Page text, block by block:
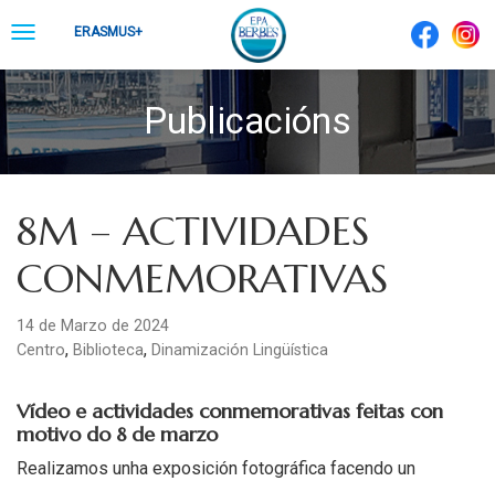
to ToggleERASMUS+
Publicacións
8M – ACTIVIDADES
CONMEMORATIVAS
14 de Marzo de 2024
Centro, Biblioteca, Dinamización Lingüística
Vídeo e actividades conmemorativas feitas con
motivo do 8 de marzo
Realizamos unha exposición fotográfica facendo un